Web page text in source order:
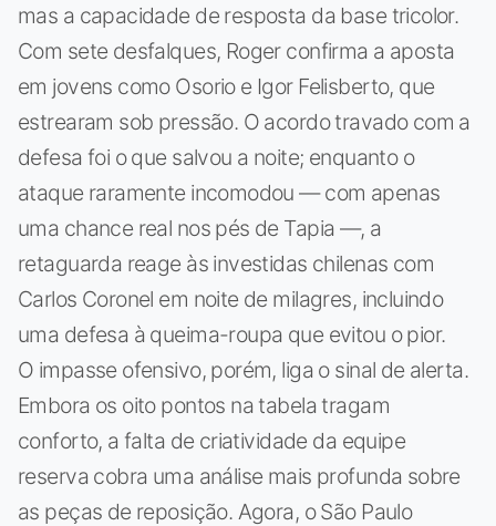
mas a capacidade de resposta da base tricolor.
Com sete desfalques, Roger confirma a aposta
em jovens como Osorio e Igor Felisberto, que
estrearam sob pressão. O acordo travado com a
defesa foi o que salvou a noite; enquanto o
ataque raramente incomodou — com apenas
uma chance real nos pés de Tapia —, a
retaguarda reage às investidas chilenas com
Carlos Coronel em noite de milagres, incluindo
uma defesa à queima-roupa que evitou o pior.
O impasse ofensivo, porém, liga o sinal de alerta.
Embora os oito pontos na tabela tragam
conforto, a falta de criatividade da equipe
reserva cobra uma análise mais profunda sobre
as peças de reposição. Agora, o São Paulo